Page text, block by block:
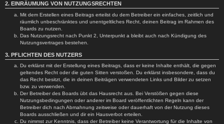
2. EINRÄUMUNG VON NUTZUNGSRECHTEN
Mit dem Erstellen eines Beitrags erteilst du dem Betreiber ein einfaches, zeitlich und
räumlich unbeschränktes und unentgeltliches Recht, deinen Beitrag im Rahmen des
Boards zu nutzen.
Das Nutzungsrecht nach Punkt 2, Unterpunkt a bleibt auch nach Kündigung des
Nutzungsvertrages bestehen.
3. PFLICHTEN DES NUTZERS
Du erklärst mit der Erstellung eines Beitrags, dass er keine Inhalte enthält, die gegen
geltendes Recht oder die guten Sitten verstoßen. Du erklärst insbesondere, dass du
das Recht besitzt, die in deinen Beiträgen verwendeten Links und Bilder zu setzen
bzw. zu verwenden.
Der Betreiber des Boards übt das Hausrecht aus. Bei Verstößen gegen diese
Nutzungsbedingungen oder anderer im Board veröffentlichten Regeln kann der
Betreiber dich nach Abmahnung zeitweise oder dauerhaft von der Nutzung dieses
Boards ausschließen und dir ein Hausverbot erteilen.
Du nimmst zur Kenntnis, dass der Betreiber keine Verantwortung für die Inhalte von